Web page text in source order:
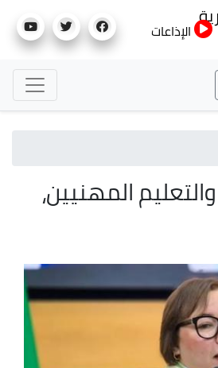
إلى
الإذاعات
المهنيين،